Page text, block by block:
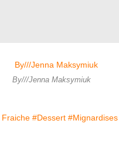
By///Jenna Maksymiuk
#Dessert #Mignardises